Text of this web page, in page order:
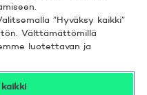
3, 02600
”Hyväksy kaikki”
Välttämättömillä
luotettavan ja